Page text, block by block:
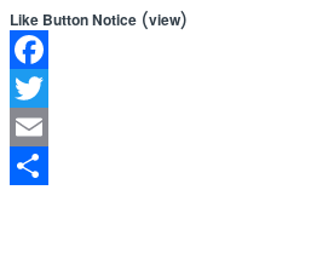
Like Button Notice (view)
Facebook
Twitter
Email